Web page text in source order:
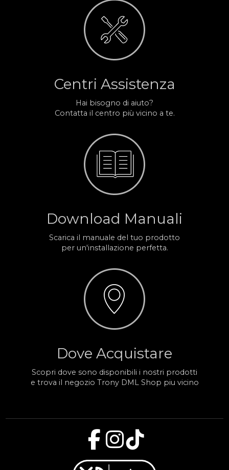
Centri Assistenza
Hai bisogno di aiuto?
Contatta il centro più vicino a te.
Download Manuali
Scarica il manuale del tuo prodotto
per un'installazione perfetta.
Dove Acquistare
Scopri dove sono disponibili i nostri prodotti
e trova il negozio Trony DML Shop piu vicino